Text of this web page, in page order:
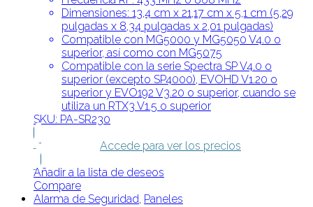
Dimensiones: 13,4 cm x 21,17 cm x 5,1 cm (5,29
pulgadas x 8,34 pulgadas x 2,01 pulgadas)
Compatible con MG5000 y MG5050 V4.0 o
superior, así como con MG5075
Compatible con la serie Spectra SP V4.0 o
superior (excepto SP4000), EVOHD V1.20 o
superior y EVO192 V3.20 o superior, cuando se
utiliza un RTX3 V1.5 o superior
SKU: PA-SR230
Accede para ver los precios
Añadir a la lista de deseos
Compare
Alarma de Seguridad, Paneles